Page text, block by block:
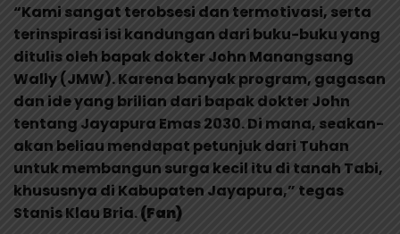
“Kami sangat terobsesi dan termotivasi, serta
terinspirasi isi kandungan dari buku-buku yang
ditulis oleh bapak dokter John Manangsang
Wally (JMW). Karena banyak program, gagasan
dan ide yang brilian dari bapak dokter John
tentang Jayapura Emas 2030. Di mana, seakan-
akan beliau mendapat petunjuk dari Tuhan
untuk membangun surga kecil itu di tanah Tabi,
khususnya di Kabupaten Jayapura,” tegas
Stanis Klau Bria.(Fan)